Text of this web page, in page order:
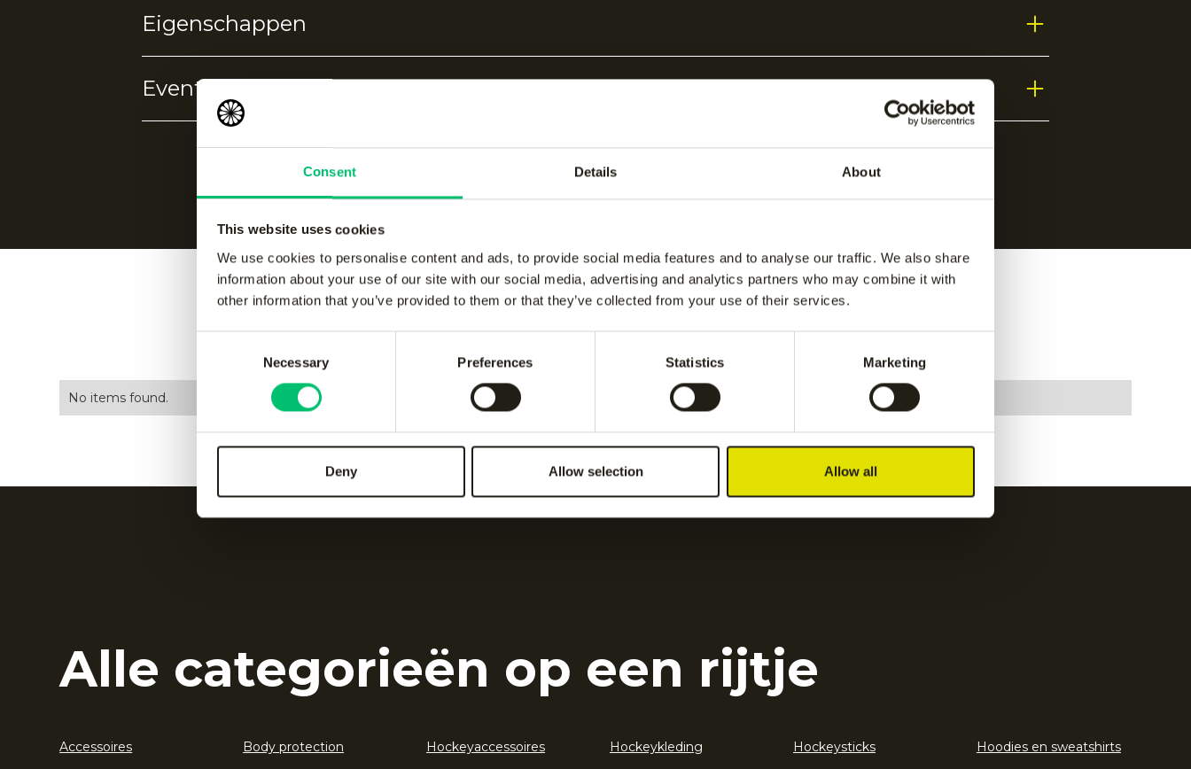
Consent Details About
This website uses cookies
We use cookies to personalise content and ads, to provide social media features and to analyse our traffic. We also share
information about your use of our site with our social media, advertising and analytics partners who may combine it with
other information that you’ve provided to them or that they’ve collected from your use of their services.
Necessary Preferences Statistics Marketing
Deny Allow selection Allow all
ITF-goedgekeurd
Geschikt voor alle ondergronden
Consistente prestaties
Hoogwaardige drukconstructie
Lange levensduur
Verpakt per 4 ballen per tube
Eigenschappen
Geen eigenschappen gevonden.
Events
Vergelijkbare producten
No items found.
Alle categorieën op een rijtje
Accessoires Body protection Hockeyaccessoires Hockeykleding Hockeysticks Hoodies en sweatshirts